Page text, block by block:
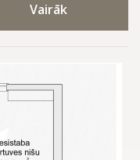
Vairāk